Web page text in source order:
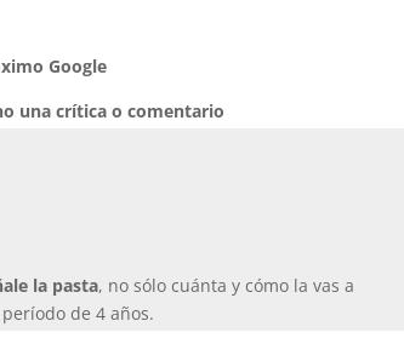
Google
una crítica o comentario
la pasta, no sólo cuánta y cómo la vas a
de 4 años.